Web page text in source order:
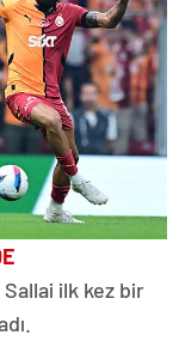
ilk kez bir